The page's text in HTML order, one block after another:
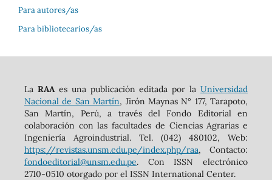
Para autores/as
Para bibliotecarios/as
La RAAes una publicación editada por laUniversidad
Nacional de San Martín, Jirón Maynas N° 177, Tarapoto,
San Martín, Perú, a través del Fondo Editorial en
colaboración con las facultades de Ciencias Agrarias e
Ingeniería Agroindustrial. Tel. (042) 480102, Web:
https://revistas.unsm.edu.pe/index.php/raa, Contacto:
fondoeditorial@unsm.edu.pe. Con ISSN electrónico
2710-0510 otorgado por el ISSN International Center.